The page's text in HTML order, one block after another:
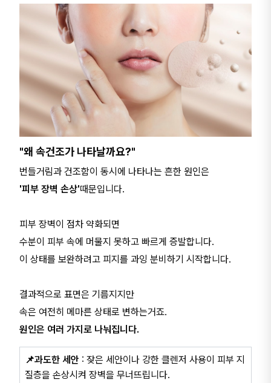
"왜 속건조가 나타날까요?"
번들거림과 건조함이 동시에 나타나는 흔한 원인은
'피부 장벽 손상'때문입니다.
피부 장벽이 점차 약화되면
수분이 피부 속에 머물지 못하고 빠르게 증발합니다.
이 상태를 보완하려고 피지를 과잉 분비하기 시작합니다.
결과적으로 표면은 기름지지만
속은 여전히 메마른 상태로 변하는거죠.
원인은 여러 가지로 나눠집니다.
📌과도한 세안 : 잦은 세안이나 강한 클렌저 사용이 피부 지
질층을 손상시켜 장벽을 무너뜨립니다.